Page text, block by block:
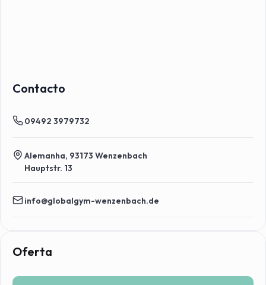
Contacto
09492 3979732
Alemanha, 93173 Wenzenbach
Hauptstr. 13
info@globalgym-wenzenbach.de
Oferta